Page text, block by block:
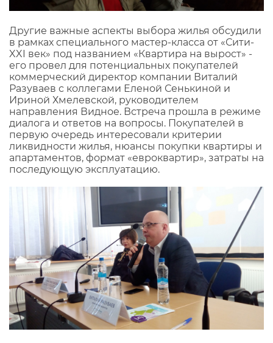
Другие важные аспекты выбора жилья обсудили
в рамках специального мастер-класса от «Сити-
XXI век» под названием «Квартира на вырост» -
его провел для потенциальных покупателей
коммерческий директор компании Виталий
Разуваев с коллегами Еленой Сенькиной и
Ириной Хмелевской, руководителем
направления Видное. Встреча прошла в режиме
диалога и ответов на вопросы. Покупателей в
первую очередь интересовали критерии
ликвидности жилья, нюансы покупки квартиры и
апартаментов, формат «евроквартир», затраты на
последующую эксплуатацию.